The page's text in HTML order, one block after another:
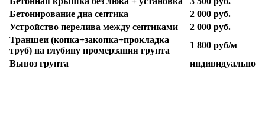
Бетонирование дна септика
2 000 руб.
Устройство перелива между септиками
2 000 руб.
Траншеи (копка+закопка+прокладка
труб) на глубину промерзания грунта
1 800 руб/м
Вывоз грунта
индивидуально